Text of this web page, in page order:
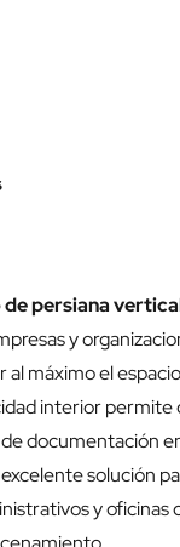
persiana
y
máximo el
interior
documentación
solución
y oficinas